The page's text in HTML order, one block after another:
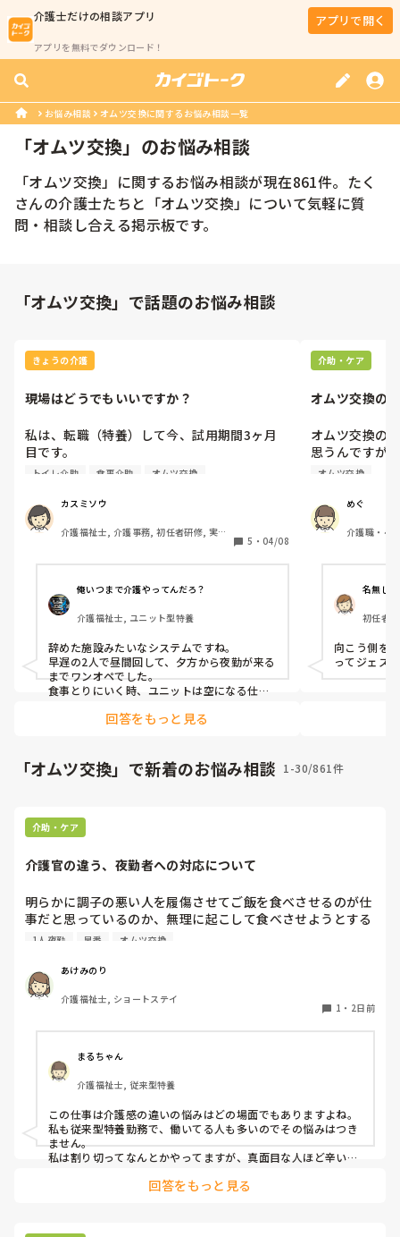
介護士だけの相談アプリ
アプリを無料でダウンロード！
アプリで開く
お悩み相談 オムツ交換に関するお悩み相談一覧
「オムツ交換」のお悩み相談
「オムツ交換 」に関するお悩み相談が現在861件。たく
さんの介護士たちと「オムツ交換 」について気軽に質
問・相談し合える掲示板です。
「オムツ交換」で話題のお悩み相談
きょうの介護
現場はどうでもいいですか？
私は、転職（特養）して今、試用期間3ヶ月
目です。
まだ先輩が一緒の勤務です。
昼礼が終わってからフロアに戻って入浴の準
備。
先輩（副主任）は、フロアに戻って来ず何も
隣のユニットにいる主任は、主任研修会があ
るからといって、そちらへ。
2人いる遅出で、その日の入浴者（個浴と寢
浴）を分担する。
私は寢浴担当に…
もう1人は個浴しながらフロアを見ること
に…
ほとんど車椅子の方で動きがある方は少ない
それなのに入浴しながらフロアを見るなん
思いました。
私は、まだ寢浴で機械の使い方もあまり理解
15:30から休憩に行けるはずが行けず、45分
から16:15迄行って来てと早出の人に言われ
少しだけ休憩に…
戻って来てもまだ先輩はいない。
17:30（夕食時）にやっと戻って来られる。
何も言わず黙って何かされている。
居室対応の方の食事介助、フロアの食事介助
がいるのに全く手伝わず。
てほしいが、新人なのでまだ何も言えず😢…
見ながらだと一緒に食事できるのに…
方の食事に行こうと思ったがなかなか行け
口腔、トイレ、就寝介助終わらせて行こうと
思うと結局19時頃に…
ながらフロアを見ることに…
物ではない人なので、他者様が動けばそちら
へ。
食事がどんどん遅れることに…
20:00なったので、眠前薬服用とバイタル測
るのであとはゆっくりとパッド交換へ。
トイレ介助 食事介助 オムツ交換
カスミソウ
介護福祉士, 介護事務, 初任者研修, 実務
5 ・ 04/08
俺いつまで介護やってんだろ？
介護福祉士, ユニット型特養
辞めた施設みたいなシステムですね。
早遅の2人で昼間回して、夕方から夜勤が来る
までワンオペでした。
食事とりにいく時、ユニットは空になる仕組
が「私遅番きらーい」とか言ってずっと早
腰が死にました。なので、この施設なんかお
かしいぞって思ったら早めに見切りつけて、
す。
主任とか副主任とか役職付いてるヤツは信用
えてないか、それが普通だと思ってるかです
ね。利用者のためって言えばなんとかなっち
多いです。辞めた前の施設がまさにそうで
す。自分の思い通りにいかないと職員にキレ
たり、無視したり、利用者に対しても同様で
今の施設は、最低2人で回しますが人数とれる
日は3人います。変に仕事サボるヤツがいない
ので仕事しやすいですね。人手不足でどうに
オペが減ったのでよかったです。早番だけは9
す。くそ忙しいですが、事故やヒヤリなく対
応できます。洗い物に関しては事務所が手伝
いにきてくれれば8時半頃からフロアにいてく
ない日は諦めてます。
回答をもっと見る
介助・ケア
オムツ交換の
オムツ交換の
思うんですが
横向く方がい
で逆にオムツ
す。声かけに
良いのか、コ
オムツ交換
めぐ
介護職・ヘ
名無し
初任者
向こう側を
ってジェス
「オムツ交換」で新着のお悩み相談 1-30/861件
介助・ケア
介護官の違う、夜勤者への対応について
明らかに調子の悪い人を履傷させてご飯を食べさせるのが仕
事だと思っているのか、無理に起こして食べさせようとする
スタッフがいます。私が出勤して急変に気づき対応しました
（夜勤者）とか平気でドヤ顔でいます。
夜勤は1人夜勤です。その時はベトナム人と早番の2人体制で
したけども、どちらも急変対応に特化しておらず、この2人
惧してます。夜間はただオムツ交換変えればいい。トイレに
連れて行けばいい？寝るか寝ないか問題だみたい平気で言う
ので人員が少ないため入らせていますが、きちんと見守りの
であれば夜勤も外すが管理者がオッケーを出しているので、
出勤日は誰かがどうにかなっているのではないかと怖すぎて
出勤するのが苦痛になります
1人夜勤 早番 オムツ交換
あけみのり
介護福祉士, ショートステイ
1 ・ 2日前
まるちゃん
介護福祉士, 従来型特養
この仕事は介護感の違いの悩みはどの場面でもありますよね。
私も従来型特養勤務で、働いてる人も多いのでその悩みはつき
ません。
私は割り切ってなんとかやってますが、真面目な人ほど辛いお
回答をもっと見る